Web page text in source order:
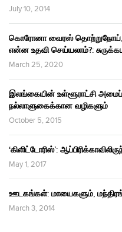
July 10, 2014
கொரோனா வைரஸ்
என்ன உதவி செய்யலாம்?:
March 25, 2020
இலங்கையின் உள்ளூராட்சி
நல்லாளுகைக்கான வழிகளும்
October 5, 2015
‘கிளிட்டோரிஸ்’:
May 1, 2017
ஊடகங்கள்: மாயைகளும்,
March 3, 2014